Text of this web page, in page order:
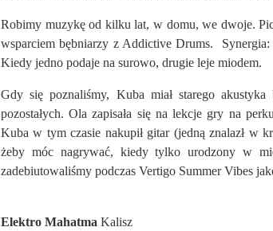
Robimy muzykę od kilku lat, w domu, we dwoje.
wsparciem bębniarzy z Addictive Drums.
Kiedy jedno podaje na surowo, drugie leje miodem.
Gdy się poznaliśmy, Kuba miał starego
pozostałych. Ola zapisała się na lekcje gry na
Kuba w tym czasie nakupił gitar (jedną znalazł w
żeby móc nagrywać, kiedy tylko urodzony w
zadebiutowaliśmy podczas Vertigo Summer Vibes
Elektro Mahatma Kalisz